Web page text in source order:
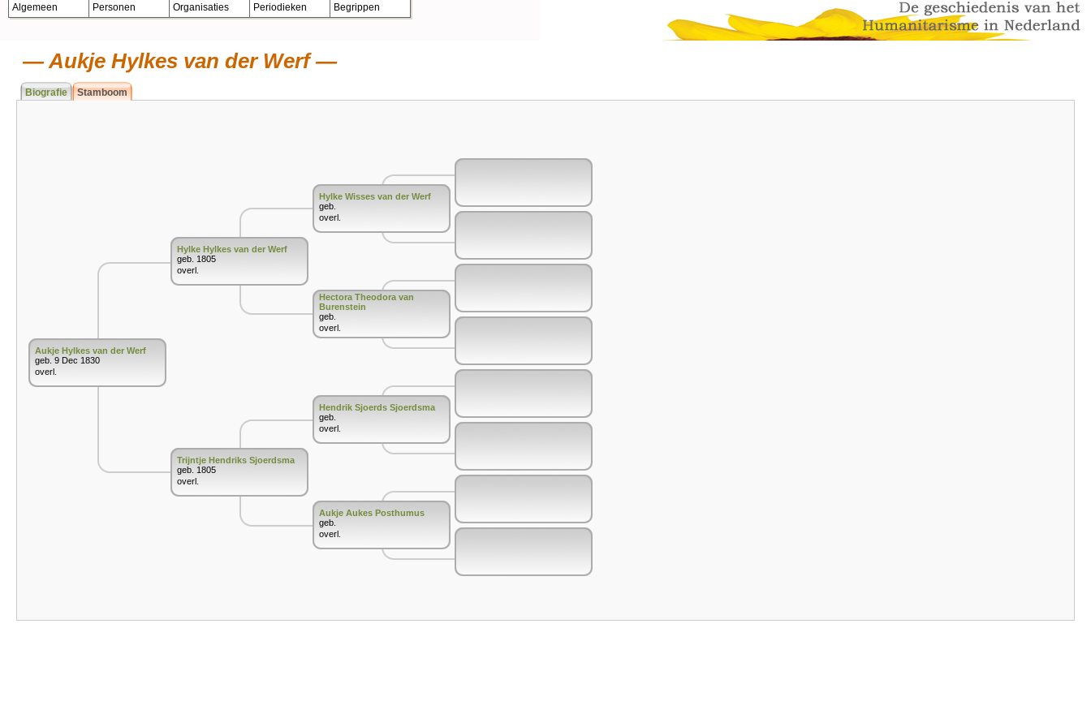
Algemeen Personen Organisaties Periodieken Begrippen
Aukje Hylkes van der Werf
Biografie Stamboom
Aukje Hylkes van der Werf
geb. 9 Dec 1830
overl.
Hylke Hylkes van der Werf
geb. 1805
overl.
Trijntje Hendriks Sjoerdsma
geb. 1805
overl.
Hylke Wisses van der Werf
geb.
overl.
Hectora Theodora van
Burenstein
geb.
overl.
Hendrik Sjoerds Sjoerdsma
geb.
overl.
Aukje Aukes Posthumus
geb.
overl.